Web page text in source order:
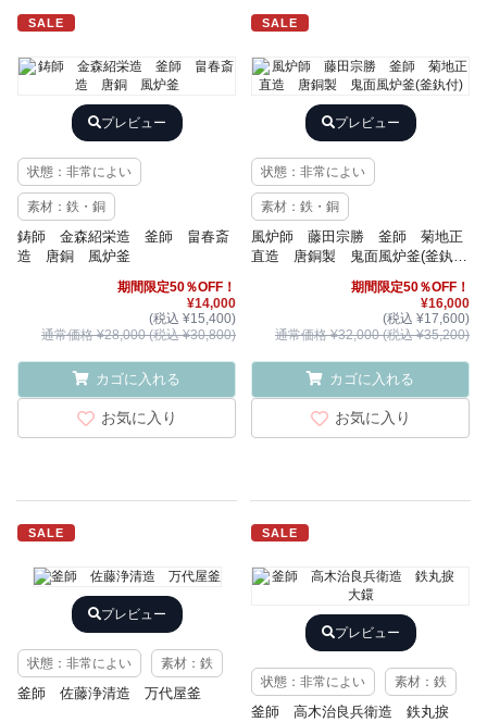
SALE
プレビュー
状態：非常によい
素材：鉄・銅
鋳師 金森紹栄造 釜師 畠春斎
造 唐銅 風炉釜
期間限定50％OFF！
¥14,000
(税込 ¥15,400)
通常価格 ¥28,000 (税込 ¥30,800)
カゴに入れる
お気に入り
SALE
プレビュー
状態：非常によい
素材：鉄・銅
風炉師 藤田宗勝 釜師 菊地正
直造 唐銅製 鬼面風炉釜(釜釻
期間限定50％OFF！
¥16,000
(税込 ¥17,600)
通常価格 ¥32,000 (税込 ¥35,200)
カゴに入れる
お気に入り
SALE
プレビュー
状態：非常によい 素材：鉄
釜師 佐藤浄清造 万代屋釜
SALE
プレビュー
状態：非常によい 素材：鉄
釜師 高木治良兵衛造 鉄丸捩